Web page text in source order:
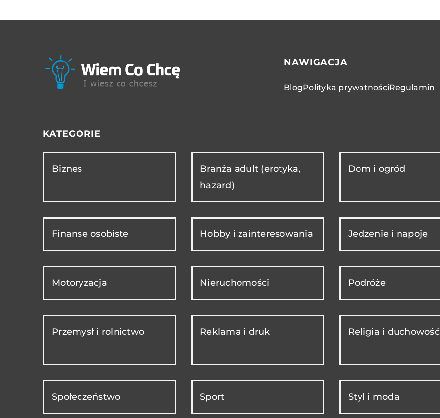
NAWIGACJA
BlogPolityka prywatnościRegulamin
KATEGORIE
Biznes
Branża adult (erotyka,
hazard)
Dom i ogród
Finanse osobiste Hobby i zainteresowania Jedzenie i napoje
Motoryzacja Nieruchomości Podróże
Przemysł i rolnictwo Reklama i druk Religia i duchowość
Społeczeństwo Sport Styl i moda